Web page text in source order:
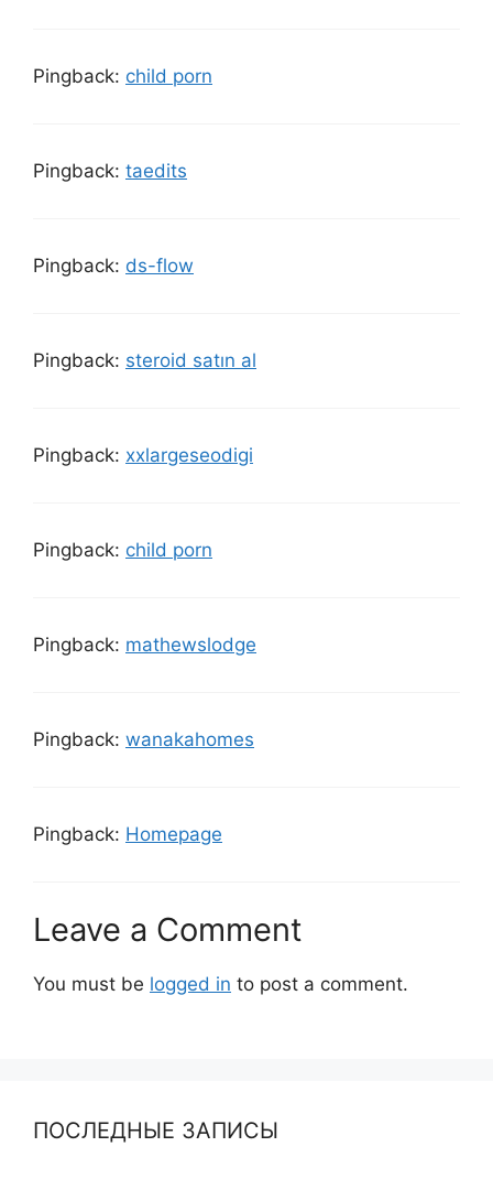
Pingback: child porn
Pingback: taedits
Pingback: ds-flow
Pingback: steroid satın al
Pingback: xxlargeseodigi
Pingback: child porn
Pingback: mathewslodge
Pingback: wanakahomes
Pingback: Homepage
Leave a Comment
You must be logged in to post a comment.
ПОСЛЕДНЫЕ ЗАПИСЫ